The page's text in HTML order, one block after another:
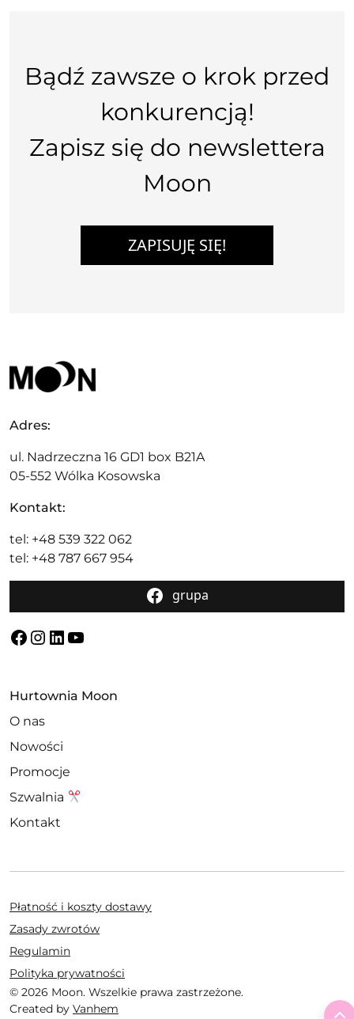
Bądź zawsze o krok przed
konkurencją!
Zapisz się do newslettera
Moon
ZAPISUJĘ SIĘ!
Adres:
ul. Nadrzeczna 16 GD1 box B21A
05-552 Wólka Kosowska
Kontakt:
tel: +48 539 322 062
tel: +48 787 667 954
grupa
Facebook
Instagram
LinkedIn
YouTube
Hurtownia Moon
O nas
Nowości
Promocje
Szwalnia
Kontakt
© 2026 Moon. Wszelkie prawa zastrzeżone.
Created by Vanhem
Płatność i koszty dostawy
Zasady zwrotów
Regulamin
Polityka prywatności